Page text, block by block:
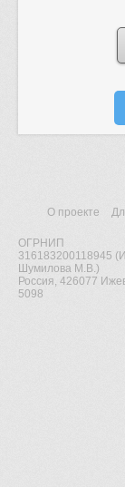
О проекте
ОГРНИП
316183200118945
Шумилова М.В.)
Россия, 426077
5098